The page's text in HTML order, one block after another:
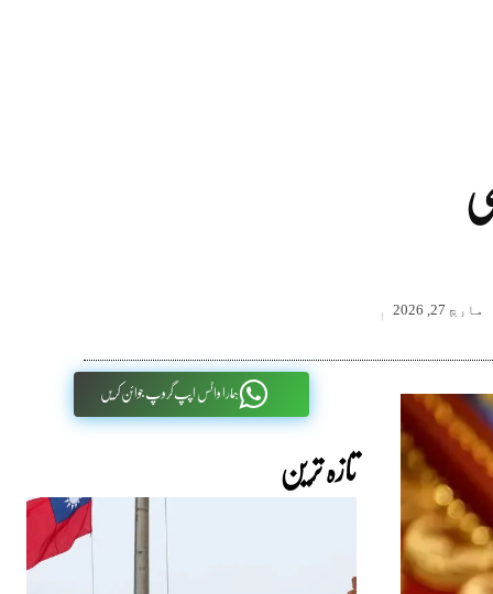
مارچ 27, 2026
ہمارا واٹس اپپ گروپ جوائن کریں
تازہ ترین